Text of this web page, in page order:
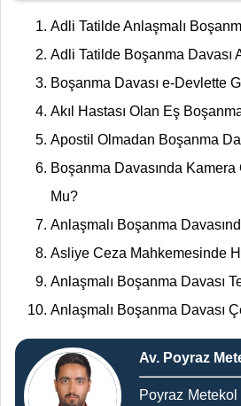
Adli Tatilde Anlaşmalı
Adli Tatilde Boşanma Davası
Boşanma Davası e-Devlette
Akıl Hastası Olan Eş
Apostil Olmadan Boşanma
Boşanma Davasında
Mu?
Anlaşmalı Boşanma
Asliye Ceza Mahkemesinde
Anlaşmalı Boşanma Davası
Anlaşmalı Boşanma Davası
Av. Poyraz
Poyraz